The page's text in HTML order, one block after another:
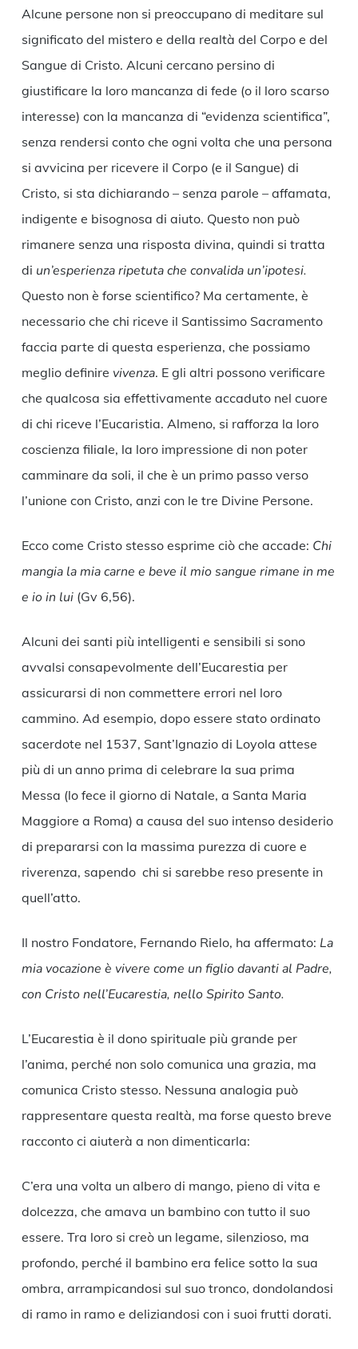
Alcune persone non si preoccupano di meditare sul
significato del mistero e della realtà del Corpo e del
Sangue di Cristo. Alcuni cercano persino di
giustificare la loro mancanza di fede (o il loro scarso
interesse) con la mancanza di “evidenza scientifica”,
senza rendersi conto che ogni volta che una persona
si avvicina per ricevere il Corpo (e il Sangue) di
Cristo, si sta dichiarando – senza parole – affamata,
indigente e bisognosa di aiuto. Questo non può
rimanere senza una risposta divina, quindi si tratta
di un’esperienza ripetuta che convalida un’ipotesi.
Questo non è forse scientifico? Ma certamente, è
necessario che chi riceve il Santissimo Sacramento
faccia parte di questa esperienza, che possiamo
meglio definire vivenza. E gli altri possono verificare
che qualcosa sia effettivamente accaduto nel cuore
di chi riceve l’Eucaristia. Almeno, si rafforza la loro
coscienza filiale, la loro impressione di non poter
camminare da soli, il che è un primo passo verso
l’unione con Cristo, anzi con le tre Divine Persone.
Ecco come Cristo stesso esprime ciò che accade: Chi
mangia la mia carne e beve il mio sangue rimane in me
e io in lui (Gv 6,56).
Alcuni dei santi più intelligenti e sensibili si sono
avvalsi consapevolmente dell’Eucarestia per
assicurarsi di non commettere errori nel loro
cammino. Ad esempio, dopo essere stato ordinato
sacerdote nel 1537, Sant’Ignazio di Loyola attese
più di un anno prima di celebrare la sua prima
Messa (lo fece il giorno di Natale, a Santa Maria
Maggiore a Roma) a causa del suo intenso desiderio
di prepararsi con la massima purezza di cuore e
riverenza, sapendo chi si sarebbe reso presente in
quell’atto.
Il nostro Fondatore, Fernando Rielo, ha affermato: La
mia vocazione è vivere come un figlio davanti al Padre,
con Cristo nell’Eucarestia, nello Spirito Santo.
L’Eucarestia è il dono spirituale più grande per
l’anima, perché non solo comunica una grazia, ma
comunica Cristo stesso. Nessuna analogia può
rappresentare questa realtà, ma forse questo breve
racconto ci aiuterà a non dimenticarla:
C’era una volta un albero di mango, pieno di vita e
dolcezza, che amava un bambino con tutto il suo
essere. Tra loro si creò un legame, silenzioso, ma
profondo, perché il bambino era felice sotto la sua
ombra, arrampicandosi sul suo tronco, dondolandosi
di ramo in ramo e deliziandosi con i suoi frutti dorati.